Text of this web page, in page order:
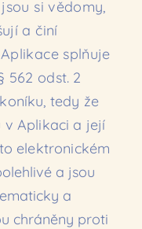
si vědomy,
a činí
splňuje
562 odst. 2
tedy že
v Aplikaci a její
elektronickém
a jsou
a
chráněny proti